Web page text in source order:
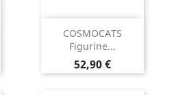
COSMOCATS
Figurine...
Prix
52,90 €